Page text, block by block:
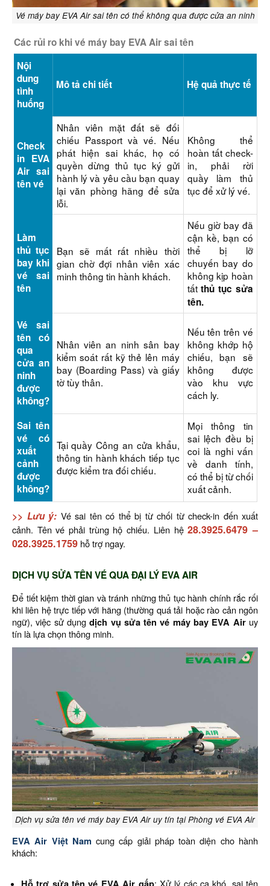
Vé máy bay EVA Air sai tên có thể không qua được cửa an ninh
Các rủi ro khi vé máy bay EVA Air sai tên
Nội
dung
tình
huống
Mô tả chi tiết Hệ quả thực tế
Check
in EVA
Air sai
tên vé
Nhân viên mặt đất sẽ đối
chiếu Passport và vé. Nếu
phát hiện sai khác, họ có
quyền dừng thủ tục ký gửi
hành lý và yêu cầu bạn quay
lại văn phòng hãng để sửa
lỗi.
Không thể
hoàn tất check-
in, phải rời
quầy làm thủ
tục để xử lý vé.
Làm
thủ tục
bay khi
vé sai
tên
Bạn sẽ mất rất nhiều thời
gian chờ đợi nhân viên xác
minh thông tin hành khách.
Nếu giờ bay đã
cận kề, bạn có
thể bị lỡ
chuyến bay do
không kịp hoàn
tấtthủ tục sửa
tên.
Vé sai
tên có
qua
cửa an
ninh
được
không?
Nhân viên an ninh sân bay
kiểm soát rất kỹ thẻ lên máy
bay (Boarding Pass) và giấy
tờ tùy thân.
Nếu tên trên vé
không khớp hộ
chiếu, bạn sẽ
không được
vào khu vực
cách ly.
Sai tên
vé có
xuất
cảnh
được
không?
Tại quầy Công an cửa khẩu,
thông tin hành khách tiếp tục
được kiểm tra đối chiếu.
Mọi thông tin
sai lệch đều bị
coi là nghi vấn
về danh tính,
có thể bị từ chối
xuất cảnh.
>> Lưu ý: Vé sai tên có thể bị từ chối từ check-in đến xuất
cảnh. Tên vé phải trùng hộ chiếu. Liên hệ28.3925.6479 –
028.3925.1759 hỗ trợ ngay.
DỊCH VỤ SỬA TÊN VÉ QUA ĐẠI LÝ EVA AIR
Để tiết kiệm thời gian và tránh những thủ tục hành chính rắc rối
khi liên hệ trực tiếp với hãng (thường quá tải hoặc rào cản ngôn
ngữ), việc sử dụngdịch vụ sửa tên vé máy bay EVA Airuy
tín là lựa chọn thông minh.
Dịch vụ sửa tên vé máy bay EVA Air uy tín tại Phòng vé EVA Air
EVA Air Việt Nam cung cấp giải pháp toàn diện cho hành
khách:
: Xử lý các ca khó, sai tên